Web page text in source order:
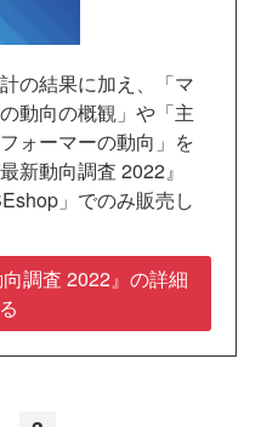
の結果に加え、「マ
動向の概観」や「主
ォーマーの動向」を
新動向調査 2022』
」でのみ販売し
調査 2022』の詳細